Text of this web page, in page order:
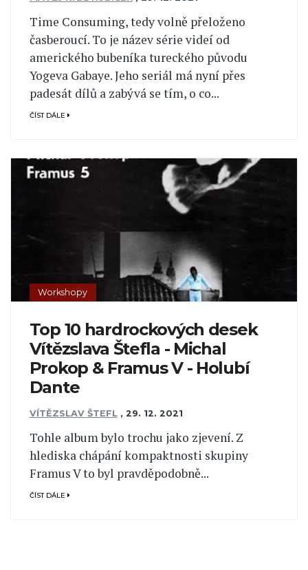
Time Consuming, tedy volně přeloženo
časberoucí. To je název série videí od
amerického bubeníka tureckého původu
Yogeva Gabaye. Jeho seriál má nyní přes
padesát dílů a zabývá se tím, o co...
ČÍST DÁLE
Workshopy
Top 10 hardrockových desek
Vítězslava Štefla - Michal
Prokop & Framus V - Holubí
Dante
VÍTĚZSLAV ŠTEFL , 29. 12. 2021
Tohle album bylo trochu jako zjevení. Z
hlediska chápání kompaktnosti skupiny
Framus V to byl pravděpodobně...
ČÍST DÁLE